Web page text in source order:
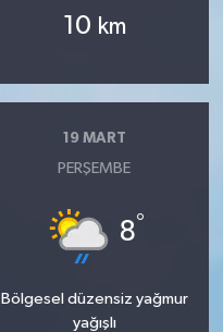
10 km
19 MART
PERŞEMBE
8°
Bölgesel düzensiz yağmur
yağışlı